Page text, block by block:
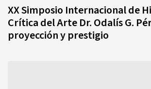
XX Simposio Internacional de
Crítica del Arte Dr. Odalís G.
proyección y prestigio